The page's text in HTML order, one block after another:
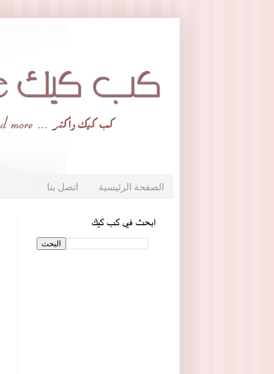
الصفحة الرئيسية اتصل بنا
ابحث في كب كيك